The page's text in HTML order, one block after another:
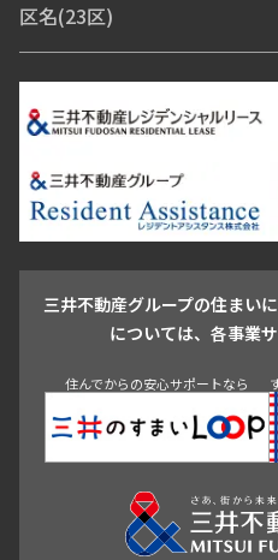
青山・表参道・原宿
市ヶ谷・神楽坂・飯
芝浦・汐留・品川
月島・勝どき・
池尻大橋・三軒茶屋
祐天寺・学芸
駒沢・用賀・二子玉川
成城・砧
青山 渋谷 東京・大手町 新宿
区名(23区)
江東
豊島区
杉並区 板橋区
葛飾区
江戸川区
三井不動産グループの住まい
については、各事業
住んでからの安心サポートなら